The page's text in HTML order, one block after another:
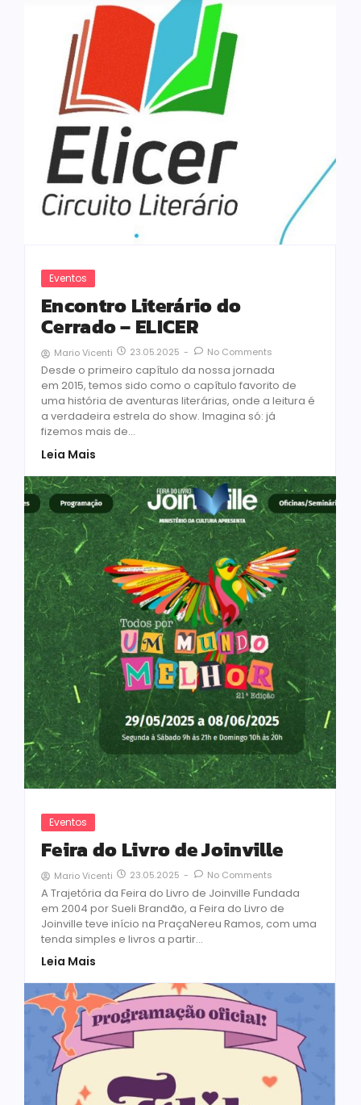
Eventos
Encontro Literário do
Cerrado – ELICER
Mario Vicenti 23.05.2025 - No Comments
Desde o primeiro capítulo da nossa jornada
em 2015, temos sido como o capítulo favorito de
uma história de aventuras literárias, onde a leitura é
a verdadeira estrela do show. Imagina só: já
fizemos mais de...
Leia Mais
Eventos
Feira do Livro de Joinville
Mario Vicenti 23.05.2025 - No Comments
A Trajetória da Feira do Livro de Joinville Fundada
em 2004 por Sueli Brandão, a Feira do Livro de
Joinville teve início na PraçaNereu Ramos, com uma
tenda simples e livros a partir...
Leia Mais